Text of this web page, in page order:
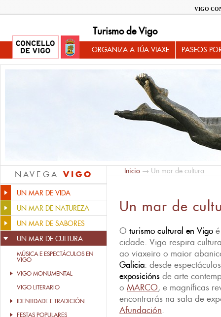
VIGO
Turismo de Vigo
ORGANIZA A TÚA VIAXE PASEOS
NAVEGA VIGO
UN MAR DE VIDA
UN MAR DE NATUREZA
UN MAR DE SABORES
UN MAR DE CULTURA
MÚSICA E ESPECTÁCULOS EN
VIGO
VIGO MONUMENTAL
VIGO LITERARIO
IDENTIDADE E TRADICIÓN
FESTAS POPULARES
Inicio → Un mar de cultura
Un mar de
O turismo cultural en Vigo
cidade. Vigo respira
ao viaxeiro o maior
Galicia: desde
exposicións de arte
o MARCO, e magníficas
encontrarás na sala de
Afundación.